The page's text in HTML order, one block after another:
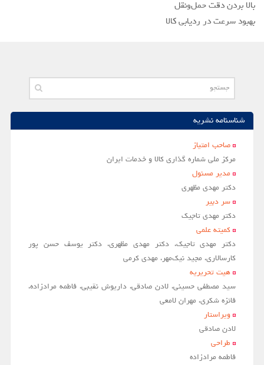
بالا بردن دقت حمل‌و‌نقل
بهبود سرعت در ردیابی کالا
شناسنامه نشریه
صاحب امتياز
مركز ملي شماره گذاري كالا و خدمات ايران
مدير مسئول
دکتر مهدی مظهری
سر دبير
دکتر مهدی تاجیک
کمیته علمی
دکتر مهدی تاجیک، دکتر مهدی مظهری، دکتر یوسف حسن پور
کارسالاری، مجید نیک‌مهر، مهدی کرمی
هیت تحریریه
سید مصطفی حسینی، لادن صادقی، داریوش نقیبی، فاطمه مرادزاده،
فائزه شکری، مهران لامعی
ویراستار
لادن صادقي
طراحی
فاطمه مرادزاده